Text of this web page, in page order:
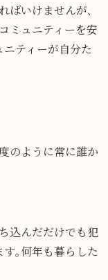
ばいけませんが､
ミュニティーを安
ティーが自分た
のように常に誰か
込んだだけでも犯
｡何年も暮らした